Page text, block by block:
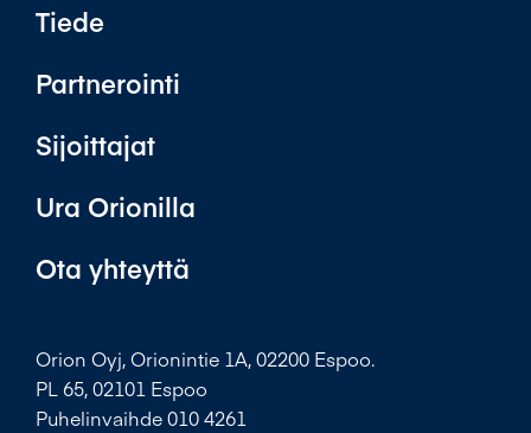
Tiede
Partnerointi
Sijoittajat
Ura Orionilla
Ota yhteyttä
Orion Oyj, Orionintie 1A, 02200 Espoo.
PL 65, 02101 Espoo
Puhelinvaihde 010 4261